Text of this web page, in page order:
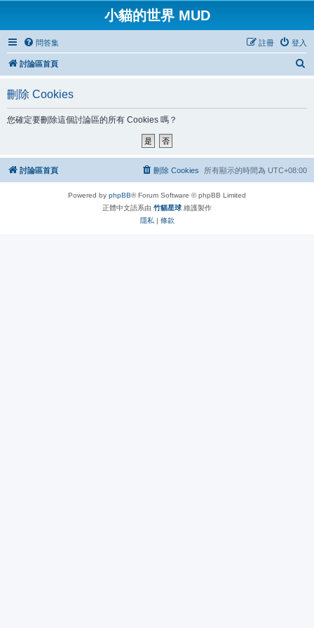
小貓的世界 MUD
問答集 登入
註冊
討論區首頁
刪除 Cookies
您確定要刪除這個討論區的所有 Cookies 嗎？
討論區首頁 所有顯示的時間為 UTC+08:00
刪除 Cookies
Powered by phpBB® Forum Software © phpBB Limited
正體中文語系由 竹貓星球 維護製作
隱私 | 條款